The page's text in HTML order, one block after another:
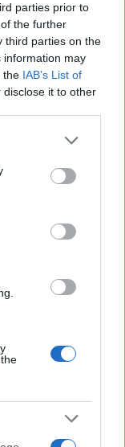
parties prior to
the further
third parties on the
information may
the IAB’s List of
it to other
or more Google
You may click to
party tags to
in below Google
2000 /2000
ισχύουν